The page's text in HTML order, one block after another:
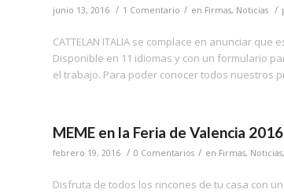
junio 13, 2016 / 1 Comentario / en Firmas, Noticias /
CATTELAN ITALIA se complace en anunciar
Disponible en 11 idiomas y con un formulario
el trabajo. Para poder conocer todos nuestros
MEME en la Feria de Valencia 2016
febrero 19, 2016 / 0 Comentarios / en Firmas, Noticias,
Disfruta de todos los rincones de tu casa con